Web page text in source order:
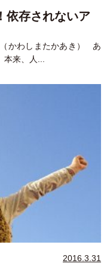
依存されないア
かわしまたかあき） あ
来、人...
2016.3.31